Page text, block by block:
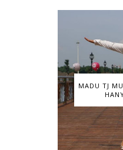
MADU TJ